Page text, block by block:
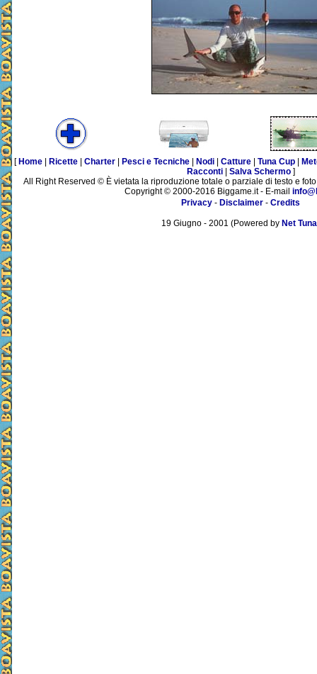
[ Home Ricette Charter Pesci e Tecniche Nodi Catture Tuna Cup
Racconti| Salva Schermo]
All Right Reserved © È vietata la riproduzione totale o parziale di testo e
Copyright © 2000-2016 Biggame.it - E-mail
Privacy - Disclaimer - Credits
19 Giugno - 2001 (Powered by Net Tuna